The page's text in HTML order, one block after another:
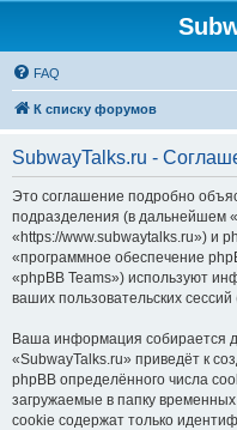
FAQ
К списку форумов
SubwayTalks.ru -
Это соглашение подробно
подразделения (в дальнейшем
«https://www.subwaytalks.ru») и
«программное обеспечение
«phpBB Teams») используют
ваших пользовательских
Ваша информация собирается
«SubwayTalks.ru» приведёт к
phpBB определённого числа
загружаемые в папку
cookie содержат только